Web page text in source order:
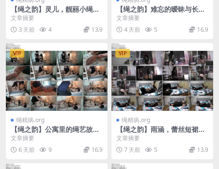
【绳之韵】灵儿，靓丽小绳奴
的捆绑之约下集镣铐驷马、绑
脚丫、驷马放置，绳奴训练进
行中
文章摘要
3 天前
4 13.9
【绳之韵】难忘的暧昧与长腿
小妹！雯雯作品：惊艳黑丝大
长腿、细高、青花小旗袍，股
神…
文章摘要
4 天前
5 16.9
VIP
绳精病.org
【绳之韵】公寓里的绳艺故事
第二部，蕾丝丁字裤、丝袜，
TT塞入，曼妙的胴体、投入的
游戏
文章摘要
6 天前
9 16.9
VIP
绳精病.org
【绳之韵】雨涵，蕾丝短裙，
黑丝，直臂蛇 缚、勒股，固定
器具、夜幕下的大玻璃窗放
置..
文章摘要
7 天前
5 13.9